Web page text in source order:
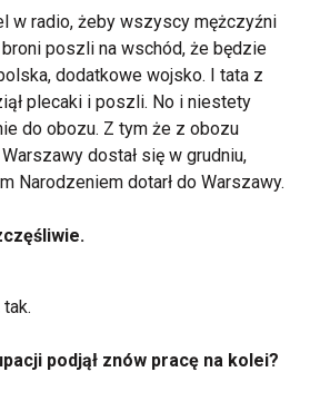
w radio, żeby wszyscy mężczyźni
poszli na wschód, że będzie
dodatkowe wojsko. I tata z
plecaki i poszli. No i niestety
do obozu. Z tym że z obozu
dostał się w grudniu,
Narodzeniem dotarł do Warszawy.
podjął znów pracę na kolei?